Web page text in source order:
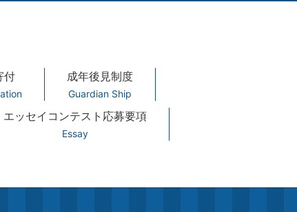
付 成年後見制度
Guardian Ship
エッセイコンテスト応募要項
Essay